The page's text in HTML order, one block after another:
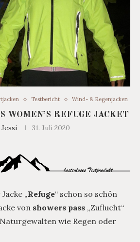
Testbericht Wind- & Regenjacken
WOMEN’S REFUGE JACKET
Jessi 31. Juli 2020
„Refuge“ schon so schön
von showers pass „Zuflucht“
wie Regen oder